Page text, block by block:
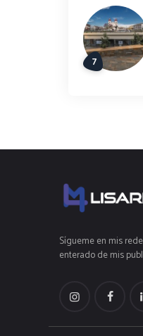
Sígueme en mis
enterado de mis